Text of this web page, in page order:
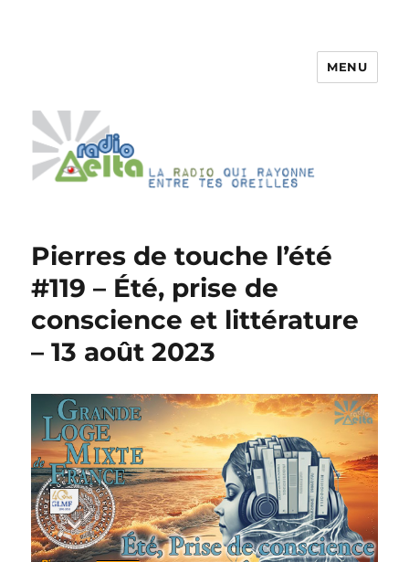
MENU
Pierres de touche l’été
#119 – Été, prise de
conscience et littérature
– 13 août 2023